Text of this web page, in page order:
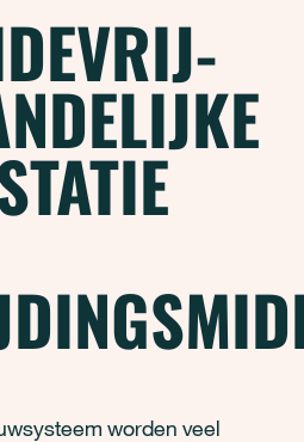
worden veel